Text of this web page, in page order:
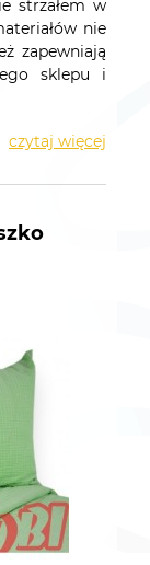
strzałem w
nie
zapewniają
sklepu i
czytaj więcej